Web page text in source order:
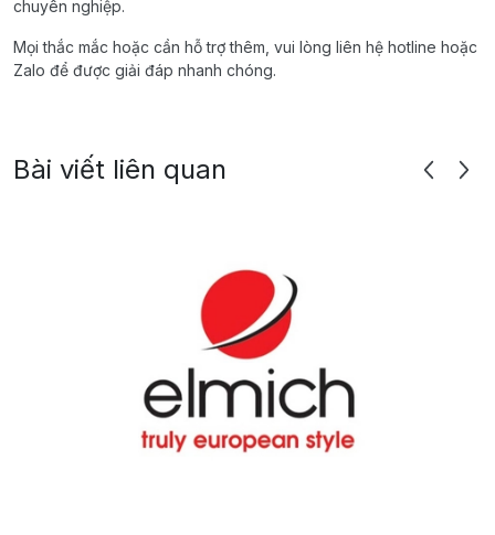
chuyên nghiệp.
Mọi thắc mắc hoặc cần hỗ trợ thêm, vui lòng liên hệ hotline hoặc
Zalo để được giải đáp nhanh chóng.
Bài viết liên quan